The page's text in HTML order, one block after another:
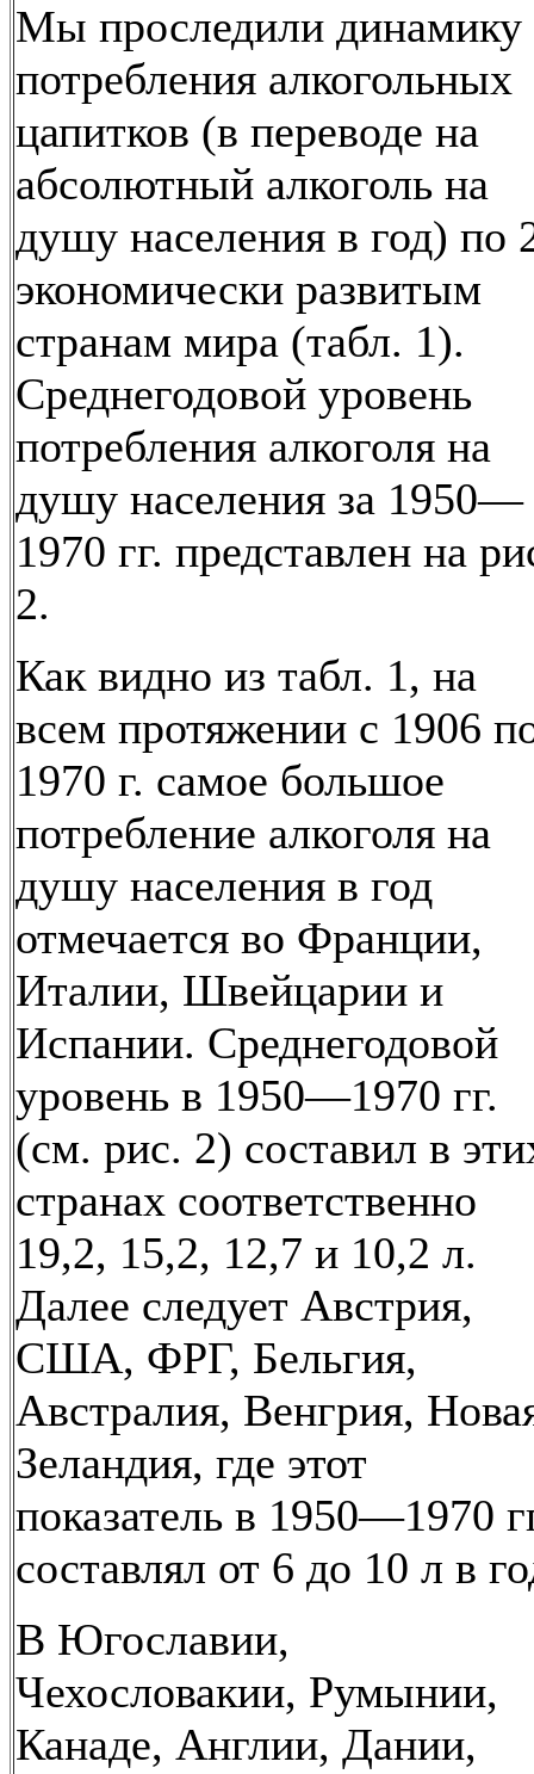
Мы проследили динамику
потребления алкогольных
цапитков (в переводе на
абсолютный алкоголь на
душу населения в год) по
экономически развитым
странам мира (табл. 1).
Среднегодовой уровень
потребления алкоголя на
душу населения за 1950—
1970 гг. представлен на
2.
Как видно из табл. 1, на
всем протяжении с 1906
1970 г. самое большое
потребление алкоголя на
душу населения в год
отмечается во Франции,
Италии, Швейцарии и
Испании. Среднегодовой
уровень в 1950—1970 гг.
(см. рис. 2) составил в
странах соответственно
19,2, 15,2, 12,7 и 10,2 л.
Далее следует Австрия,
США, ФРГ, Бельгия,
Австралия, Венгрия,
Зеландия, где этот
показатель в 1950—1970
составлял от 6 до 10 л в
В Югославии,
Чехословакии, Румынии,
Канаде, Англии, Дании,